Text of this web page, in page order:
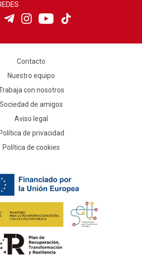
Contacto
Nuestro equipo
con nosotros
Sociedad de amigos
Aviso legal
Política de privacidad
Política de cookies